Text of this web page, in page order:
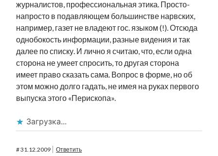
журналистов, профессиональная этика. Просто-
напросто в подавляющем большинстве нарвских,
например, газет не владеют гос. языком (!). Отсюда
однобокость информации, разные видения и так
далее по списку. И лично я считаю, что, если одна
сторона не умеет спросить, то другая сторона
имеет право сказать сама. Вопрос в форме, но об
этом можно долго гадать, не имея на руках первого
выпуска этого «Перископа».
Загрузка...
#31.12.2009 Ответить